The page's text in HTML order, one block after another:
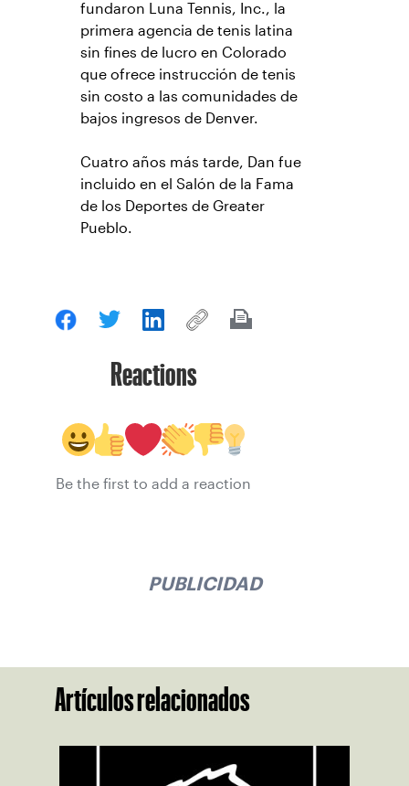
fundaron Luna Tennis, Inc., la
primera agencia de tenis latina
sin fines de lucro en Colorado
que ofrece instrucción de tenis
sin costo a las comunidades de
bajos ingresos de Denver.
Cuatro años más tarde, Dan fue
incluido en el Salón de la Fama
de los Deportes de Greater
Pueblo.
Reactions
Be the first to add a reaction
PUBLICIDAD
Artículos relacionados